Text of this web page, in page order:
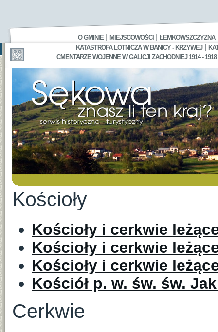
O GMINIE MIEJSCOWOŚCI ŁEMKOWSZCZYZNA
KATASTROFA LOTNICZA W BANICY - KRZYWEJ|
CMENTARZE WOJENNE W GALICJI ZACHODNIEJ 1914 - 1918
Kościoły
Kościoły i cerkwie
Kościoły i cerkwie
Kościoły i cerkwie
Kościół p. w. św. św.
Cerkwie